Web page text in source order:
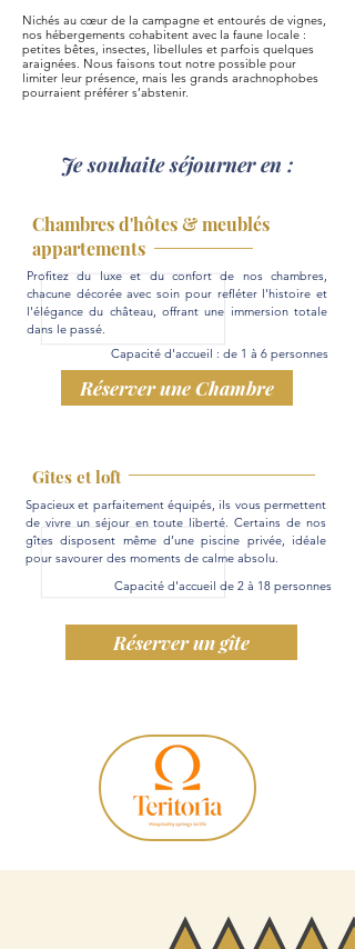
Nichés au cœur de la campagne et entourés de vignes,
nos hébergements cohabitent avec la faune locale :
petites bêtes, insectes, libellules et parfois quelques
araignées. Nous faisons tout notre possible pour
limiter leur présence, mais les grands arachnophobes
pourraient préférer s’abstenir.
Je souhaite séjourner en :
Chambres d'hôtes & meublés
appartements
Profitez du luxe et du confort de nos chambres,
chacune décorée avec soin pour refléter l'histoire et
l'élégance du château, offrant une immersion totale
dans le passé.
Capacité d'accueil : de 1 à 6 personnes
Réserver une Chambre
Gîtes et loft
Spacieux et parfaitement équipés, ils vous permettent
de vivre un séjour en toute liberté. Certains de nos
gîtes disposent même d’une piscine privée, idéale
pour savourer des moments de calme absolu.
Capacité d'accueil de 2 à 18 personnes
Réserver un gîte